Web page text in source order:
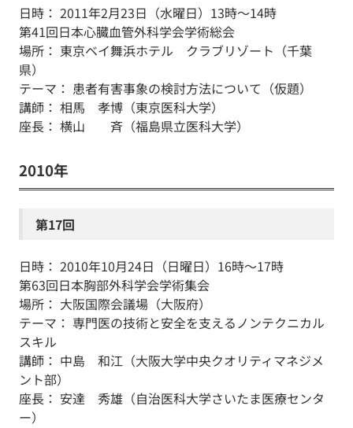
日時： 2011年2月23日（水曜日）13時～14時
第41回日本心臓血管外科学会学術総会
場所： 東京ベイ舞浜ホテル クラブリゾート（千葉
県）
テーマ： 患者有害事象の検討方法について（仮題）
講師： 相馬 孝博（東京医科大学）
座長： 横山 斉（福島県立医科大学）
2010年
第17回
日時： 2010年10月24日（日曜日）16時～17時
第63回日本胸部外科学会学術集会
場所： 大阪国際会議場（大阪府）
テーマ： 専門医の技術と安全を支えるノンテクニカル
スキル
講師： 中島 和江（大阪大学中央クオリティマネジメ
ント部）
座長： 安達 秀雄（自治医科大学さいたま医療センタ
ー）